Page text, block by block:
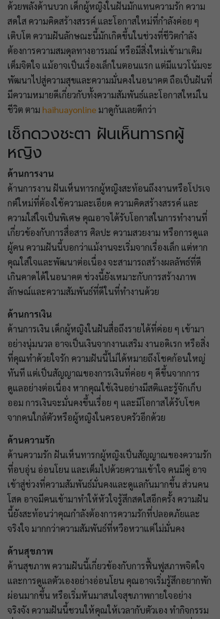
ด้วยพลังด้านบวก เด็กผู้หญิงในฝันมักแทนความรัก ความ
สดใส ความคิดสร้างสรรค์ และโอกาสใหม่ที่กำลังค่อย ๆ
เติบโต ความฝันลักษณะนี้มักเกิดขึ้นในช่วงที่ชีวิตกำลัง
ต้องการความสมดุลทางอารมณ์ หรือมีสิ่งใหม่เข้ามาเติม
เต็มจิตใจ แม้อาจเป็นเรื่องเล็กในตอนแรก แต่มีแนวโน้มจะ
พัฒนาไปสู่ความสุขและความมั่นคงในอนาคต ถือเป็นฝันที่
มีความหมายดีเกี่ยวกับทั้งความสัมพันธ์และโอกาสใหม่ใน
ชีวิต ตาม haihuayonline มาดูกันเลยดีกว่า
เช็กดวงชะตา ฝันเห็นทารกผู้
หญิง
ด้านการงาน
ด้านการงาน ฝันเห็นทารกผู้หญิงสะท้อนถึงงานหรือโปรเจ
กต์ใหม่ที่ต้องใช้ความละเอียด ความคิดสร้างสรรค์ และ
ความใส่ใจเป็นพิเศษ คุณอาจได้รับโอกาสในการทำงานที่
เกี่ยวข้องกับการสื่อสาร ศิลปะ ความสวยงาม หรือการดูแล
ผู้คน ความฝันนี้บอกว่าแม้งานจะเริ่มจากเรื่องเล็ก แต่หาก
คุณใส่ใจและพัฒนาต่อเนื่อง จะสามารถสร้างผลลัพธ์ที่ดี
เกินคาดได้ในอนาคต ช่วงนี้ยังเหมาะกับการสร้างภาพ
ลักษณ์และความสัมพันธ์ที่ดีในที่ทำงานด้วย
ด้านการเงิน
ด้านการเงิน เด็กผู้หญิงในฝันสื่อถึงรายได้ที่ค่อย ๆ เข้ามา
อย่างนุ่มนวล อาจเป็นเงินจากงานเสริม งานอดิเรก หรือสิ่ง
ที่คุณทำด้วยใจรัก ความฝันนี้ไม่ได้หมายถึงโชคก้อนใหญ่
ทันที แต่เป็นสัญญาณของการเงินที่ค่อย ๆ ดีขึ้นจากการ
ดูแลอย่างต่อเนื่อง หากคุณใช้เงินอย่างมีสติและรู้จักเก็บ
ออม การเงินจะมั่นคงขึ้นเรื่อย ๆ และมีโอกาสได้รับโชค
จากคนใกล้ตัวหรือผู้หญิงในครอบครัวอีกด้วย
ด้านความรัก
ด้านความรัก ฝันเห็นทารกผู้หญิงเป็นสัญญาณของความรัก
ที่อบอุ่น อ่อนโยน และเต็มไปด้วยความเข้าใจ คนมีคู่ อาจ
เข้าสู่ช่วงที่ความสัมพันธ์มั่นคงและดูแลกันมากขึ้น ส่วนคน
โสด อาจมีคนเข้ามาทำให้หัวใจรู้สึกสดใสอีกครั้ง ความฝัน
นี้ยังสะท้อนว่าคุณกำลังต้องการความรักที่ปลอดภัยและ
จริงใจ มากกว่าความสัมพันธ์ที่หวือหวาแต่ไม่มั่นคง
ด้านสุขภาพ
ด้านสุขภาพ ความฝันนี้เกี่ยวข้องกับการฟื้นฟูสภาพจิตใจ
และการดูแลตัวเองอย่างอ่อนโยน คุณอาจเริ่มรู้สึกอยากพัก
ผ่อนมากขึ้น หรือเริ่มหันมาสนใจสุขภาพกายใจอย่าง
จริงจัง ความฝันนี้ชวนให้คุณให้เวลากับตัวเอง ทำกิจกรรม